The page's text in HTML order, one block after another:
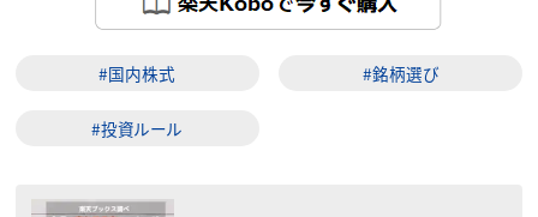
#国内株式 #銘柄選び
#投資ルール